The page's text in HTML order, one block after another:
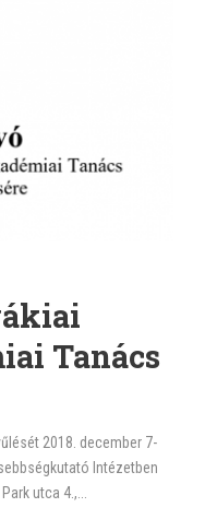
Tanács
2018. december 7-
Intézetben
utca 4.,...